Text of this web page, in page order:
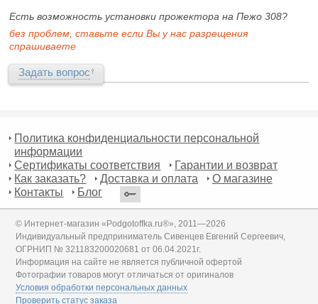
Есть возможность установки прожектора на Пежо 308?
без проблем, ставьте если Вы у нас разрещения
спрашиваете
Задать вопрос
Политика конфиденциальности персональной
информации
Сертификаты соответствия
Гарантии и возврат
Как заказать?
Доставка и оплата
О магазине
Контакты
Блог
© Интернет-магазин «Podgotoffka.ru®», 2011—2026
Индивидуальный предприниматель Сивенцев Евгений Сергеевич,
ОГРНИП № 321183200020681 от 06.04.2021г.
Информация на сайте не является публичной офертой
Фотографии товаров могут отличаться от оригиналов
Условия обработки персональных данных
Проверить статус заказа